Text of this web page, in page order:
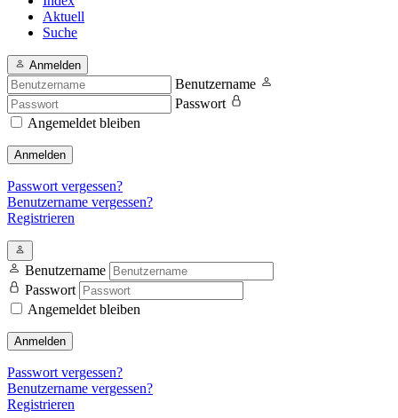
Aktuell
Suche
Anmelden
Benutzername
Passwort
Angemeldet bleiben
Anmelden
Passwort vergessen?
Benutzername vergessen?
Registrieren
Benutzername
Passwort
Angemeldet bleiben
Anmelden
Passwort vergessen?
Benutzername vergessen?
Registrieren